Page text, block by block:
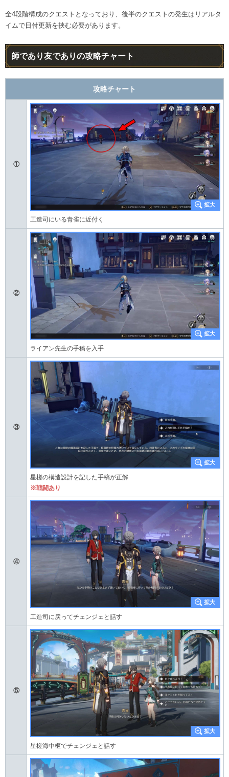
全4段階構成のクエストとなっており、後半のクエストの発生はリアルタ
イムで日付更新を挟む必要があります。
師であり友でありの攻略チャート
攻略チャート
①
工造司にいる青雀に近付く
②
ライアン先生の手稿を入手
③
星槎の構造設計を記した手稿が正解
※戦闘あり
④
工造司に戻ってチェンジェと話す
⑤
星槎海中枢でチェンジェと話す